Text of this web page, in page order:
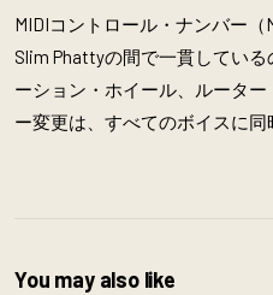
MIDIコントロール・ナンバー（
Slim Phattyの間で一貫してい
ーション・ホイール、ルータ
ー変更は、すべてのボイスに同
You may also like